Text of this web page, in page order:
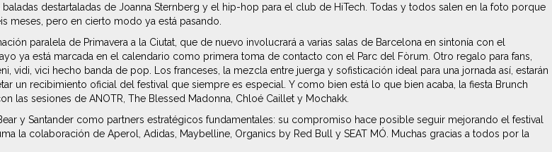
destartaladas de Joanna Sternberg y el hip-hop para el club de HiTech. Todas y todos salen en la foto porque
meses, pero en cierto modo ya está pasando.
paralela de Primavera a la Ciutat, que de nuevo involucrará a varias salas de Barcelona en sintonía con el
ya está marcada en el calendario como primera toma de contacto con el Parc del Fòrum. Otro regalo para fans,
vici hecho banda de pop. Los franceses, la mezcla entre juerga y sofisticación ideal para una jornada así, estarán
un recibimiento oficial del festival que siempre es especial. Y como bien está lo que bien acaba, la fiesta Brunch
las sesiones de ANOTR, The Blessed Madonna, Chloé Caillet y Mochakk.
y Santander como partners estratégicos fundamentales: su compromiso hace posible seguir mejorando el festival
la colaboración de Aperol, Adidas, Maybelline, Organics by Red Bull y SEAT MÓ. Muchas gracias a todos por la